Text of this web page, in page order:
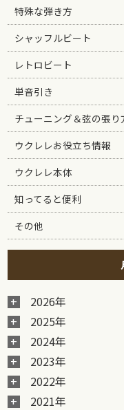
特殊な弾き方
シャッフルビート
レトロビート
単音引き
チューニング＆弦の張り
ウクレレお役立ち情報
ウクレレ本体
知ってると便利
その他
2026年
2025年
2024年
2023年
2022年
2021年